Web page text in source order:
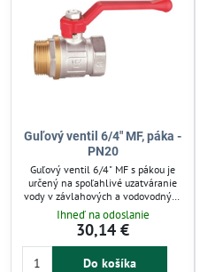
Guľový ventil 6/4" MF, páka -
PN20
Guľový ventil 6/4" MF s pákou je
určený na spoľahlivé uzatváranie
vody v závlahových a vodovodných
systémoch. Vyrobený z mosadze
odoláva tlaku až 20 bar a
zabezpečuje tesné uzavretie bez
únikov. Jednoduchá montáž a rýchle
ovládanie pomáhajú efektívne
Ihneď na odoslanie
30,14 €
Do košíka